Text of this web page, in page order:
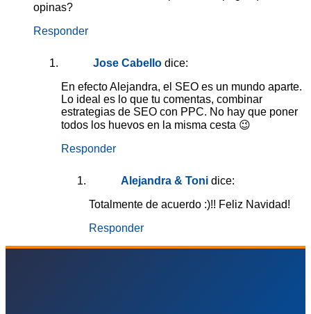
opinas?
Responder
Jose Cabello dice:
En efecto Alejandra, el SEO es un mundo aparte.
Lo ideal es lo que tu comentas, combinar
estrategias de SEO con PPC. No hay que poner
todos los huevos en la misma cesta 😉
Responder
Alejandra & Toni dice:
Totalmente de acuerdo :)!! Feliz Navidad!
Responder